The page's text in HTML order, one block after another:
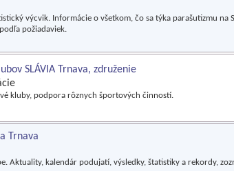
výcvik. Informácie o všetkom, čo sa týka parašutizmu
požiadaviek.
SLÁVIA Trnava, združenie
kluby, podpora rôznych športových činností.
Trnava
Aktuality, kalendár podujatí, výsledky, štatistiky a rekordy,